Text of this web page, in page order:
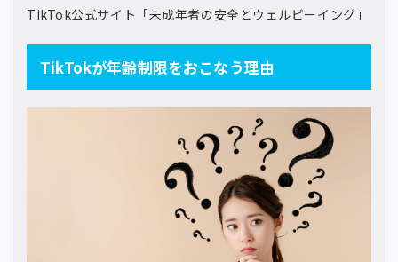
TikTok公式サイト「未成年者の安全とウェルビーイング」
TikTokが年齢制限をおこなう理由